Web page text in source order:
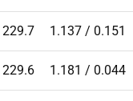
229.7 1.137 / 0.151
229.6 1.181 / 0.044